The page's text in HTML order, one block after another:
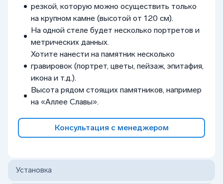
резкой, которую можно осуществить только
на крупном камне (высотой от 120 см).
На одной стеле будет несколько портретов и
метрических данных.
Хотите нанести на памятник несколько
гравировок (портрет, цветы, пейзаж, эпитафия,
икона и т.д.).
Высота рядом стоящих памятников, например
на «Аллее Славы».
Консультация с менеджером
Установка